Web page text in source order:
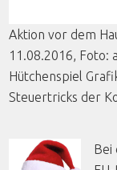
Aktion vor dem
11.08.2016, Foto:
Hütchenspiel
Steuertricks der
Bei